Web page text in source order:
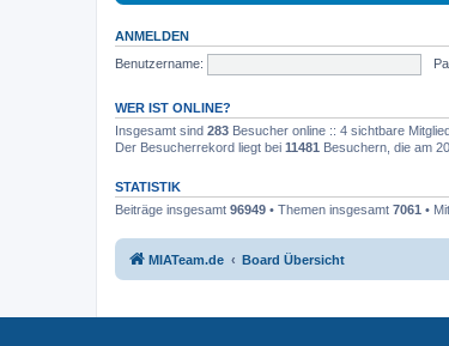
ANMELDEN
Benutzername:
WER IST ONLINE?
Insgesamt sind 283 Besucher online :: 4 sichtbare
Der Besucherrekord liegt bei 11481 Besuchern, die am
STATISTIK
Beiträge insgesamt 96949 • Themen insgesamt 7061 •
MIATeam.de Board Übersicht